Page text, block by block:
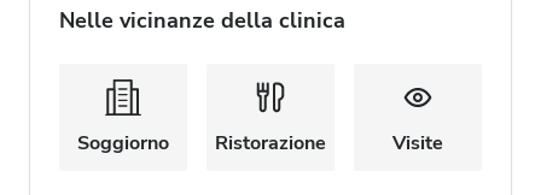
Nelle vicinanze della clinica
Soggiorno Ristorazione Visite